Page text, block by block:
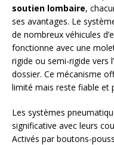
soutien lombaire,
ses avantages. Le
de nombreux véhicules
fonctionne avec une
rigide ou semi-rigide vers
dossier. Ce mécanisme
limité mais reste fiable et
Les systèmes
significative avec leurs
Activés par boutons-